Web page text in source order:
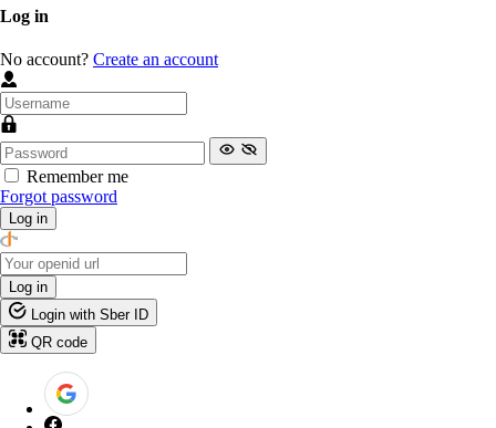
Log in
No account? Create an account
Remember me
Forgot password
Log in
Log in
Login with Sber ID
QR code